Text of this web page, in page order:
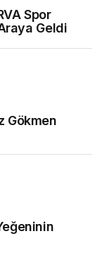
Spor
Geldi
Gökmen